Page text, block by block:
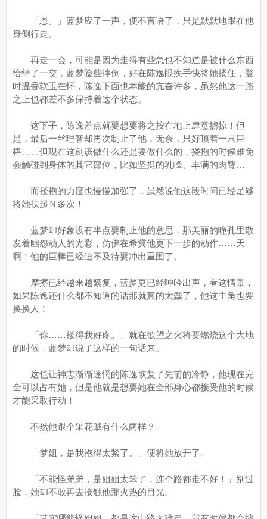
「恩。」蓝梦应了一声，便不言语了，只是默默地跟在他
身侧行走。
再走一会，可能是因为走得有些急也不知道是被什么东西
给绊了一交，蓝梦险些摔倒，好在陈逸眼疾手快将她搂住，登
时温香软玉在怀，陈逸下面也本能的亢奋许多，虽然他这一路
之上也都差不多保持着这个状态。
这下子，陈逸差点就要想要将之按在地上肆意掳掠！但
是，最后一丝理智却再次制止了他，无奈，只好顶着一只巨
棒……但现在这刻该做什么还是要做什么的，搂抱的时候难免
会触碰到身体的其它部位，比如坚挺的乳峰、丰满的肉臀…
而搂抱的力度也慢慢加强了，虽然说他这段时间已经足够
将她扶起Ｎ多次！
蓝梦却好象没有半点要制止他的意思，那美丽的瞳孔里散
发着幽怨动人的光彩，仿佛在希冀他更下一步的动作……天
啊！他的巨棒已经迫不及待要冲出重围了。
摩擦已经越来越繁复，蓝梦更已经呻吟出声，看这情景，
如果陈逸还什么都不知道的话那就真的太蠢了，他这主角也要
换换人！
「你……搂得我好疼。」就在欲望之火将要燃烧这个大地
的时候，蓝梦却说了这样的一句话来。
这也让神志渐渐迷惘的陈逸恢复了先前的冷静，他现在完
全可以占有她，但是他就是想要她在全部身心都接受他的时候
才能采取行动！
不然他跟个采花贼有什么两样？
「梦姐，是我抱得太紧了。」便将她放开了。
「不能怪弟弟，是姐姐太笨了，连个路都走不好！」别过
脸，她却不敢再去接触他那火热的目光。